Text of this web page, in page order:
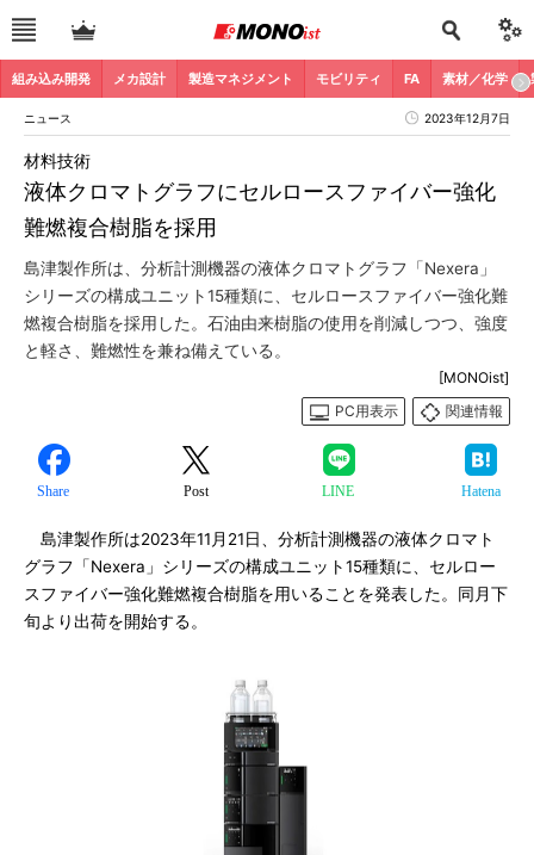
組み込み開発 メカ設計 製造マネジメント モビリティ FA 素材／化学
ニュース 2023年12月7日
液体クロマトグラフにセルロースファイバー強化
難燃複合樹脂を採用
材料技術
島津製作所は、分析計測機器の液体クロマトグラフ「Nexera」
シリーズの構成ユニット15種類に、セルロースファイバー強化難
燃複合樹脂を採用した。石油由来樹脂の使用を削減しつつ、強度
と軽さ、難燃性を兼ね備えている。
[MONOist]
PC用表示
関連情報
Share Post LINE Hatena
島津製作所は2023年11月21日、分析計測機器の液体クロマト
グラフ「Nexera」シリーズの構成ユニット15種類に、セルロー
スファイバー強化難燃複合樹脂を用いることを発表した。同月下
旬より出荷を開始する。